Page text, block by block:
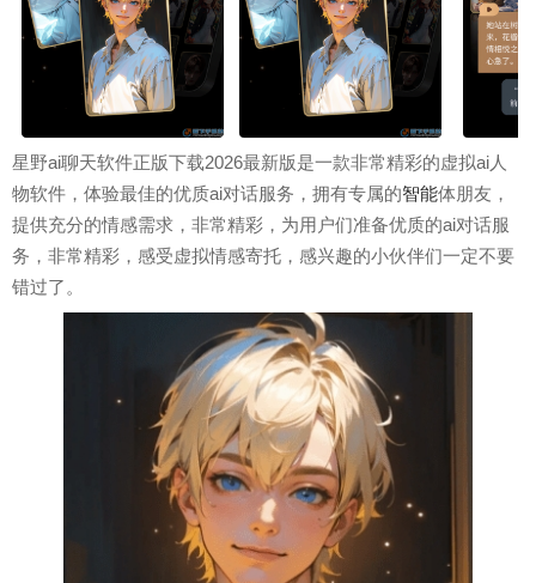
星野ai聊天软件正版下载2026最新版是一款非常精彩的虚拟ai人
物软件，体验最佳的优质ai对话服务，拥有专属的智能体朋友，
提供充分的情感需求，非常精彩，为用户们准备优质的ai对话服
务，非常精彩，感受虚拟情感寄托，感兴趣的小伙伴们一定不要
错过了。